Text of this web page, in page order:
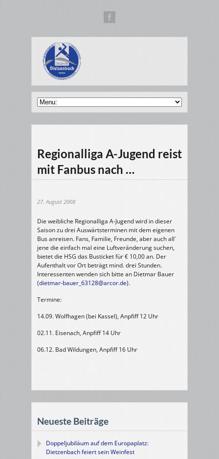
Regionalliga A-Jugend reist
mit Fanbus nach …
27. August 2008
Die weibliche Regionalliga A-Jugend wird in dieser
Saison zu drei Auswärtsterminen mit dem eigenen
Bus anreisen. Fans, Familie, Freunde, aber auch all´
jene die einfach mal eine Luftveränderung suchen,
bietet die HSG das Busticket für € 10,00 an. Der
Aufenthalt vor Ort beträgt mind. drei Stunden.
Interessenten wenden sich bitte an Dietmar Bauer
(dietmar-bauer_63128@arcor.de).
Termine:
14.09. Wolfhagen (bei Kassel), Anpfiff 12 Uhr
02.11. Eisenach, Anpfiff 14 Uhr
06.12. Bad Wildungen, Anpfiff 16 Uhr
Neueste Beiträge
Doppeljubiläum auf dem Europaplatz:
Dietzenbach feiert sein Weinfest